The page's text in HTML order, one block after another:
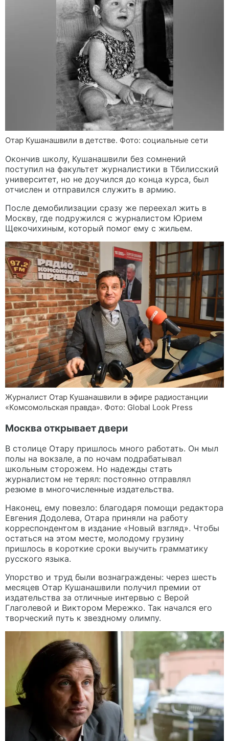
Отар Кушанашвили в детстве. Фото: социальные сети
Окончив школу, Кушанашвили без сомнений
поступил на факультет журналистики в Тбилисский
университет, но не доучился до конца курса, был
отчислен и отправился служить в армию.
После демобилизации сразу же переехал жить в
Москву, где подружился с журналистом Юрием
Щекочихиным, который помог ему с жильем.
Журналист Отар Кушанашвили в эфире радиостанции
«Комсомольская правда». Фото: Global Look Press
Москва открывает двери
В столице Отару пришлось много работать. Он мыл
полы на вокзале, а по ночам подрабатывал
школьным сторожем. Но надежды стать
журналистом не терял: постоянно отправлял
резюме в многочисленные издательства.
Наконец, ему повезло: благодаря помощи редактора
Евгения Додолева, Отара приняли на работу
корреспондентом в издание «Новый взгляд». Чтобы
остаться на этом месте, молодому грузину
пришлось в короткие сроки выучить грамматику
русского языка.
Упорство и труд были вознаграждены: через шесть
месяцев Отар Кушанашвили получил премии от
издательства за отличные интервью с Верой
Глаголевой и Виктором Мережко. Так начался его
творческий путь к звездному олимпу.